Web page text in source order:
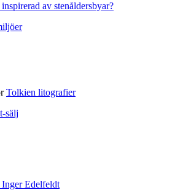
av stenåldersbyar?
Tolkien litografier
sälj
Edelfeldt